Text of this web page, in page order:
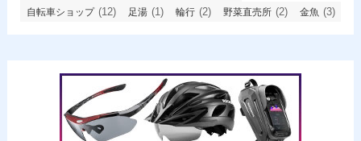
自転車ショップ(12) 足湯 (1) 輪行 (2) 野菜直売所 (2) 金魚 (3)